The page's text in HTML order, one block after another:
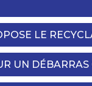
LE
UN